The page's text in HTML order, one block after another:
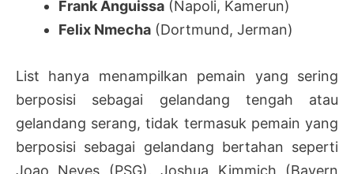
Frank Anguissa (Napoli, Kamerun)
Felix Nmecha (Dortmund, Jerman)
List hanya menampilkan pemain yang sering
berposisi sebagai gelandang tengah atau
gelandang serang, tidak termasuk pemain yang
berposisi sebagai gelandang bertahan seperti
Joao Neves (PSG), Joshua Kimmich (Bayern